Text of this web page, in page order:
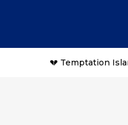
💔 Temptation